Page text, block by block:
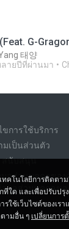
G-
태양
ลายปีที่ผ่านมา
ขการใช้บริการ
มเป็นส่วนตัว
สนับสนุน
ลส่วนบุคคลของ
อมูลส่วนบุคคลข
ทคโนโลยีการติดตา
ที่ใด และเพื่อปรับป
รใช้เว็บไซต์ของเร
ตามอื่น ๆ เปลี่ยนการ